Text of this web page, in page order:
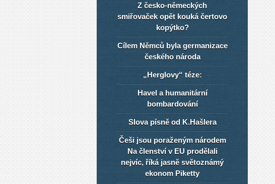
Z česko-německých
smiřovaček opět kouká čertovo
kopýtko?
Cílem Němců byla germanizace
českého národa
„Herglovy“ téze:
Havel a humanitární
bombardování
Slova písně od K.Hašlera
Češi jsou poraženým národem
Na členství v EU prodělali
nejvíc, říká jasně světoznámý
ekonom Piketty